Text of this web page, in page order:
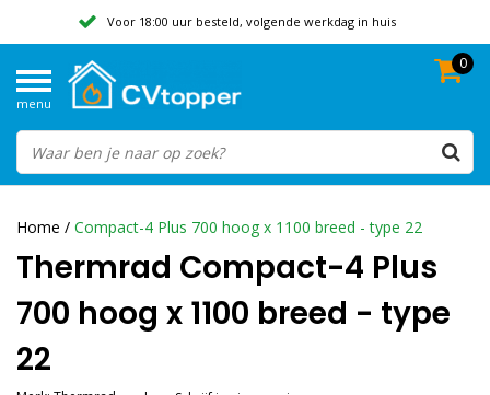
Voor 18:00 uur besteld, volgende werkdag in huis
Beoordeeld met een 9,8
menu
0
Home / Compact-4 Plus 700 hoog x 1100 breed - type 22
Thermrad Compact-4 Plus
700 hoog x 1100 breed - type
22